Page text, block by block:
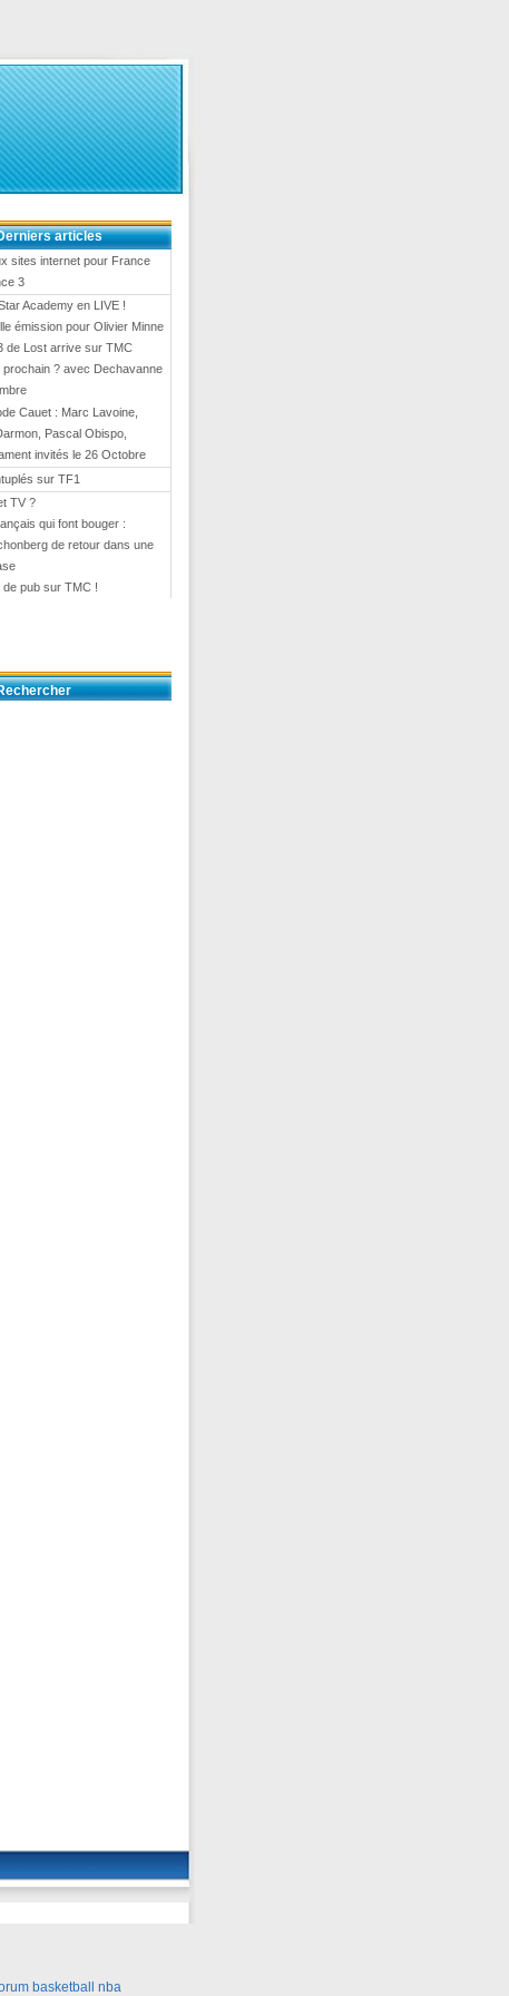
articles
sites internet pour France
3
Academy en LIVE !
émission pour Olivier Minne
de Lost arrive sur TMC
prochain ? avec Dechavanne
Cauet : Marc Lavoine,
Pascal Obispo,
invités le 26 Octobre
sur TF1
TV ?
qui font bouger :
de retour dans une
de pub sur TMC !
basketball nba